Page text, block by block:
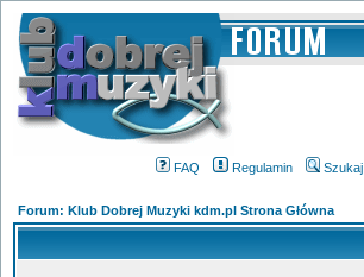
FAQ Regulamin Szukaj
Forum: Klub Dobrej Muzyki kdm.pl Strona Główna